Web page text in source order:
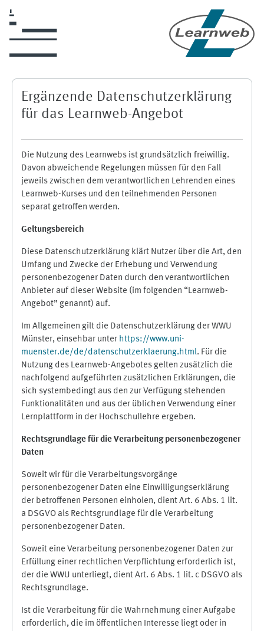
Ergänzende Datenschutzerklärung
für das Learnweb-Angebot
Die Nutzung des Learnwebs ist grundsätzlich freiwillig.
Davon abweichende Regelungen müssen für den Fall
jeweils zwischen dem verantwortlichen Lehrenden eines
Learnweb-Kurses und den teilnehmenden Personen
separat getroffen werden.
Geltungsbereich
Diese Datenschutzerklärung klärt Nutzer über die Art, den
Umfang und Zwecke der Erhebung und Verwendung
personenbezogener Daten durch den verantwortlichen
Anbieter auf dieser Website (im folgenden “Learnweb-
Angebot” genannt) auf.
Im Allgemeinen gilt die Datenschutzerklärung der WWU
Münster, einsehbar unter https://www.uni-
muenster.de/de/datenschutzerklaerung.html. Für die
Nutzung des Learnweb-Angebotes gelten zusätzlich die
nachfolgend aufgeführten zusätzlichen Erklärungen, die
sich systembedingt aus den zur Verfügung stehenden
Funktionalitäten und aus der üblichen Verwendung einer
Lernplattform in der Hochschullehre ergeben.
Rechtsgrundlage für die Verarbeitung personenbezogener
Daten
Soweit wir für die Verarbeitungsvorgänge
personenbezogener Daten eine Einwilligungserklärung
der betroffenen Personen einholen, dient Art. 6 Abs. 1 lit.
a DSGVO als Rechtsgrundlage für die Verarbeitung
personenbezogener Daten.
Soweit eine Verarbeitung personenbezogener Daten zur
Erfüllung einer rechtlichen Verpflichtung erforderlich ist,
der die WWU unterliegt, dient Art. 6 Abs. 1 lit. c DSGVO als
Rechtsgrundlage.
Ist die Verarbeitung für die Wahrnehmung einer Aufgabe
erforderlich, die im öffentlichen Interesse liegt oder in